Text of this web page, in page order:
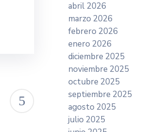
abril 2026
marzo 2026
febrero 2026
enero 2026
diciembre 2025
noviembre 2025
octubre 2025
septiembre 2025
agosto 2025
julio 2025